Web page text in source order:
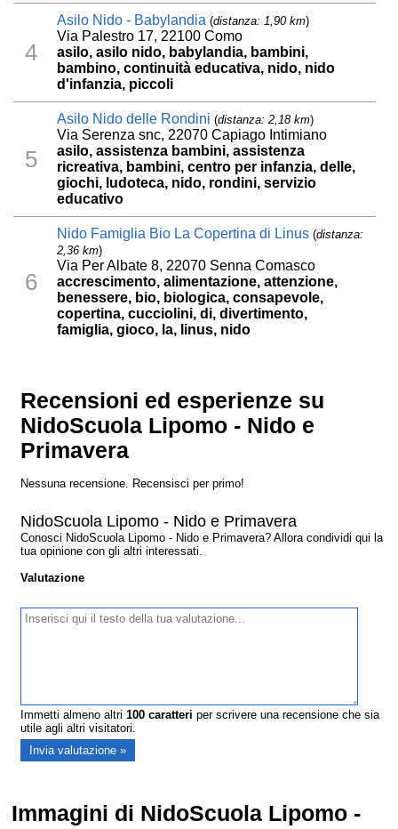
4
Asilo Nido - Babylandia (distanza: 1,90 km)
Via Palestro 17, 22100 Como
asilo, asilo nido, babylandia, bambini,
bambino, continuità educativa, nido, nido
d'infanzia, piccoli
5
Asilo Nido delle Rondini (distanza: 2,18 km)
Via Serenza snc, 22070 Capiago Intimiano
asilo, assistenza bambini, assistenza
ricreativa, bambini, centro per infanzia, delle,
giochi, ludoteca, nido, rondini, servizio
educativo
6
Nido Famiglia Bio La Copertina di Linus (distanza:
2,36 km)
Via Per Albate 8, 22070 Senna Comasco
accrescimento, alimentazione, attenzione,
benessere, bio, biologica, consapevole,
copertina, cucciolini, di, divertimento,
famiglia, gioco, la, linus, nido
Recensioni ed esperienze su
NidoScuola Lipomo - Nido e
Primavera
Nessuna recensione. Recensisci per primo!
NidoScuola Lipomo - Nido e Primavera
Conosci NidoScuola Lipomo - Nido e Primavera? Allora condividi qui la
tua opinione con gli altri interessati.
Valutazione
Immetti almeno altri100 caratteri per scrivere una recensione che sia
utile agli altri visitatori.
Immagini di NidoScuola Lipomo -